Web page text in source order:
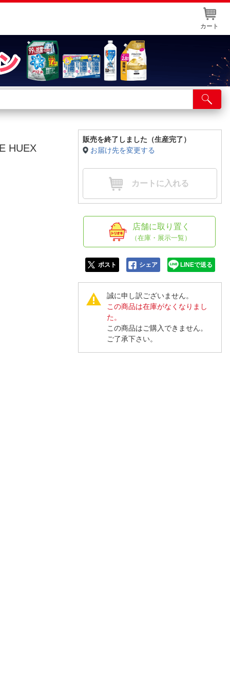
カート
舗サービス
ト取り置き
情報・店舗一覧
HUEX
販売を終了しました（生産完了）
お届け先を変更する
カートに入れる
店舗に取り置く
（在庫・展示一覧）
ポスト シェア LINEで送る
誠に申し訳ございません。
この商品は在庫がなくなりまし
た。
この商品はご購入できません。
ご了承下さい。